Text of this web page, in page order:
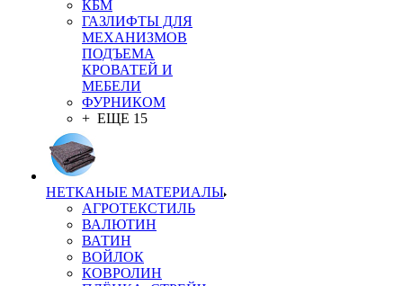
КБМ
ГАЗЛИФТЫ ДЛЯ
МЕХАНИЗМОВ
ПОДЪЕМА
КРОВАТЕЙ И
МЕБЕЛИ
ФУРНИКОМ
+ ЕЩЕ 15
НЕТКАНЫЕ МАТЕРИАЛЫ
АГРОТЕКСТИЛЬ
ВАЛЮТИН
ВАТИН
ВОЙЛОК
КОВРОЛИН